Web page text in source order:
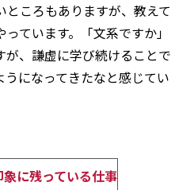
ころもありますが、教えて
ています。「文系ですか」
が、謙虚に学び続けることで
になってきたなと感じてい
に残っている仕事